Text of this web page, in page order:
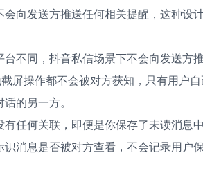
向发送方推送任何相关提醒，这种设
不同，抖音私信场景下不会向发送方
屏操作都不会被对方获知，只有用户
的另一方。
任何关联，即便是你保存了未读消息
消息是否被对方查看，不会记录用户